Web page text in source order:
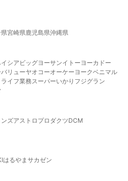
県宮崎県鹿児島県沖縄県
シア ビッグヨーサンイトーヨーカドー
リューヤオコーオーケー ヨークベニマル
ライフ業務スーパーいかり フジグラン
ズアストロプロダクツDCM
はるやま サカゼン